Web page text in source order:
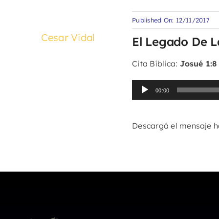
Cesar Vidal
Published On: 12/11/2017
El Legado De
Cita Bíblica: Josué
Reproductor
de
00:00
Descargá el mensaje